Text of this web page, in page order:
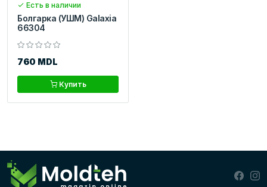
Есть в наличии
Болгарка (УШМ) Galaxia
66304
760 MDL
Купить